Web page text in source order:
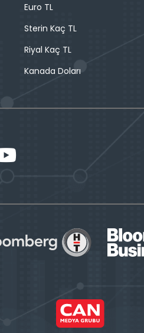
Euro TL
Sterin Kaç TL
Riyal Kaç TL
Kanada Doları